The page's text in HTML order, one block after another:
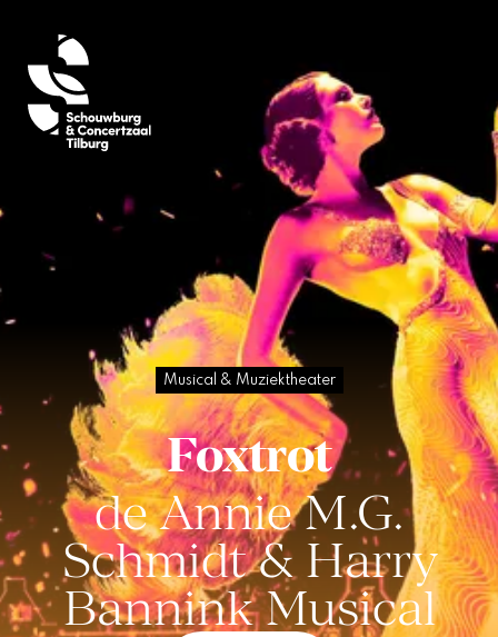
Musical & Muziektheater
Foxtrot
de Annie M.G.
Schmidt & Harry
Bannink Musical